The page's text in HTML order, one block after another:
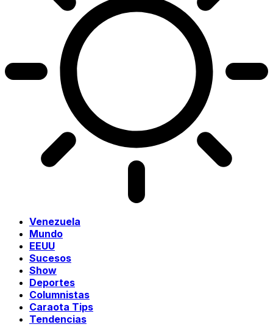
Venezuela
Mundo
EEUU
Sucesos
Show
Deportes
Columnistas
Caraota Tips
Tendencias